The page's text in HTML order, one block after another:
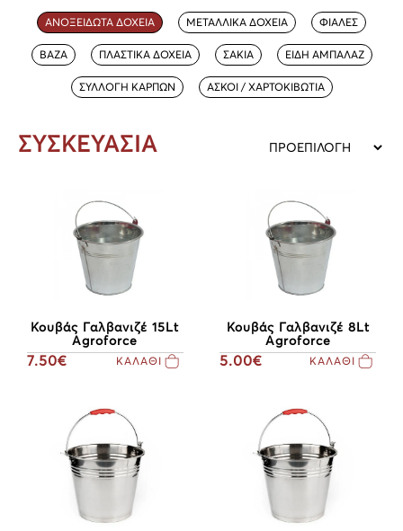
ΑΝΟΞΕΙΔΩΤΑ ΔΟΧΕΙΑ ΜΕΤΑΛΛΙΚΑ ΔΟΧΕΙΑ ΦΙΑΛΕΣ
ΒΑΖΑ ΠΛΑΣΤΙΚΑ ΔΟΧΕΙΑ ΣΑΚΙΑ ΕΙΔΗ ΑΜΠΑΛΑΖ
ΣΥΛΛΟΓΗ ΚΑΡΠΩΝ ΑΣΚΟΙ / ΧΑΡΤΟΚΙΒΩΤΙΑ
ΣΥΣΚΕΥΑΣΙΑ
Κουβάς Γαλβανιζέ 15Lt
Agroforce
7.50€ ΚΑΛΑΘΙ
Κουβάς Γαλβανιζέ 8Lt
Agroforce
5.00€ ΚΑΛΑΘΙ